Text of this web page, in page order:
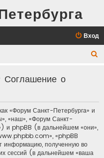
Вход
Соглашение о
«Форум Санкт-Петербурга» и
«наш», «Форум Санкт-
и phpBB (в дальнейшем «они»,
«phpBB
информацию, полученную во
сессий (в дальнейшем «ваша